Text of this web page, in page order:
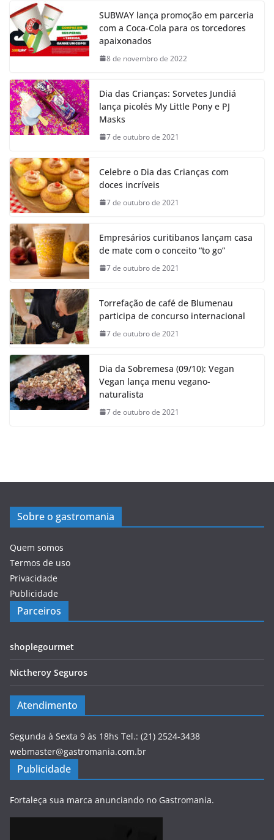
SUBWAY lança promoção em parceria
com a Coca-Cola para os torcedores
apaixonados
8 de novembro de 2022
Dia das Crianças: Sorvetes Jundiá
lança picolés My Little Pony e PJ
Masks
7 de outubro de 2021
Celebre o Dia das Crianças com
doces incríveis
7 de outubro de 2021
Empresários curitibanos lançam casa
de mate com o conceito “to go”
7 de outubro de 2021
Torrefação de café de Blumenau
participa de concurso internacional
7 de outubro de 2021
Dia da Sobremesa (09/10): Vegan
Vegan lança menu vegano-
naturalista
7 de outubro de 2021
Sobre o gastromania
Quem somos
Termos de uso
Privacidade
Publicidade
Parceiros
shoplegourmet
Nictheroy Seguros
Atendimento
Segunda à Sexta 9 às 18hs Tel.: (21) 2524-3438
webmaster@gastromania.com.br
Publicidade
Fortaleça sua marca anunciando no Gastromania.